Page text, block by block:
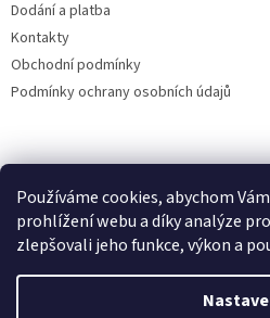
Používáme cookies, abychom
prohlížení webu a díky analýze
zlepšovali jeho funkce, výkon a
Dodání a platba
Kontakty
Obchodní podmínky
Podmínky ochrany osobních údajů
Vytvořil